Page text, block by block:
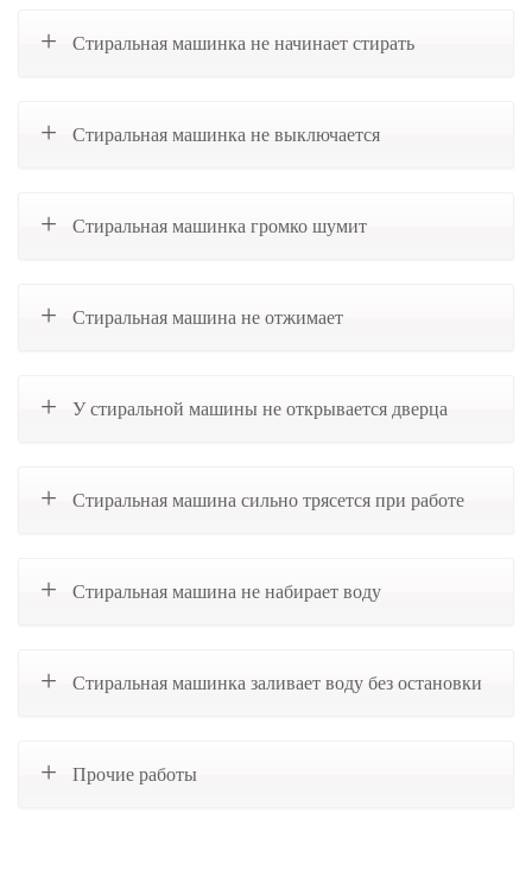
Стиральная машинка не начинает стирать
Стиральная машинка не выключается
Стиральная машинка громко шумит
Стиральная машина не отжимает
У стиральной машины не открывается дверца
Стиральная машина сильно трясется при работе
Стиральная машина не набирает воду
Стиральная машинка заливает воду без остановки
Прочие работы